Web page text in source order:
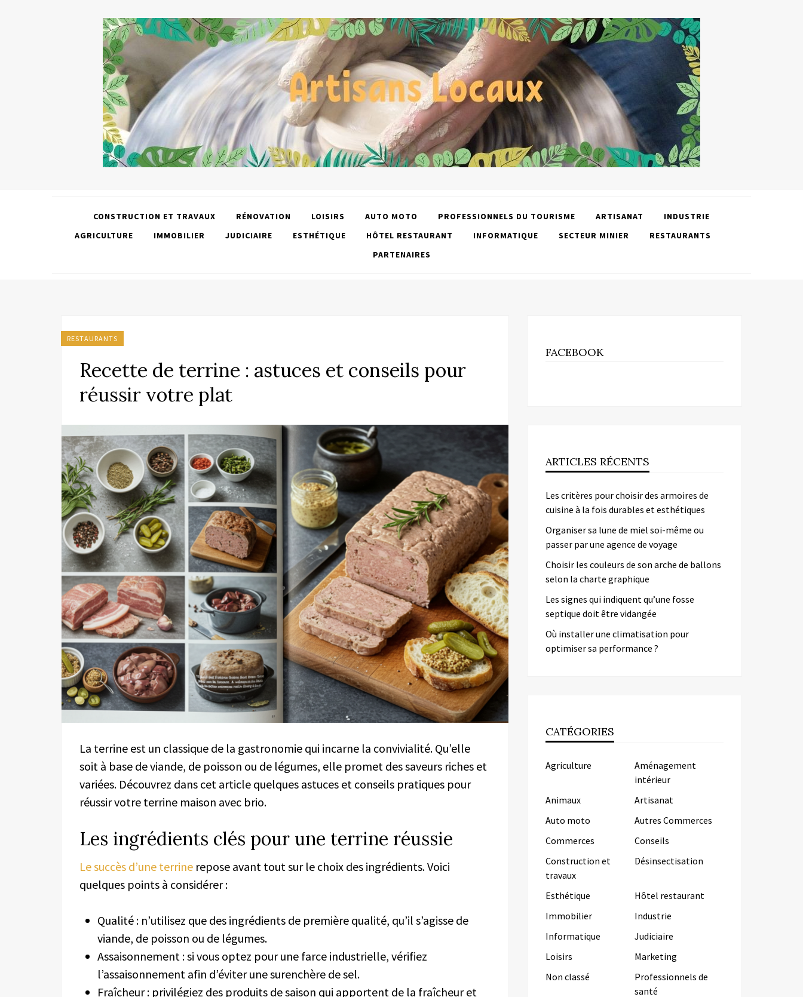
CONSTRUCTION ET TRAVAUX RÉNOVATION LOISIRS AUTO MOTO PROFESSIONNELS DU TOURISME ARTISANAT
INDUSTRIE
AGRICULTURE
IMMOBILIER JUDICIAIRE ESTHÉTIQUE HÔTEL RESTAURANT INFORMATIQUE SECTEUR MINIER
RESTAURANTS
PARTENAIRES
RESTAURANTS
Recette de terrine : astuces et conseils pour
réussir votre plat
La terrine est un classique de la gastronomie qui incarne la convivialité. Qu’elle
soit à base de viande, de poisson ou de légumes, elle promet des saveurs riches et
variées. Découvrez dans cet article quelques astuces et conseils pratiques pour
réussir votre terrine maison avec brio.
Les ingrédients clés pour une terrine réussie
Le succès d’une terrine repose avant tout sur le choix des ingrédients. Voici
quelques points à considérer :
Qualité : n’utilisez que des ingrédients de première qualité, qu’il s’agisse de
viande, de poisson ou de légumes.
Assaisonnement : si vous optez pour une farce industrielle, vérifiez
l’assaisonnement afin d’éviter une surenchère de sel.
Fraîcheur : privilégiez des produits de saison qui apportent de la fraîcheur et
FACEBOOK
ARTICLES RÉCENTS
Les critères pour choisir des armoires de
cuisine à la fois durables et esthétiques
Organiser sa lune de miel soi-même ou
passer par une agence de voyage
Choisir les couleurs de son arche de ballons
selon la charte graphique
Les signes qui indiquent qu’une fosse
septique doit être vidangée
Où installer une climatisation pour
optimiser sa performance ?
CATÉGORIES
Agriculture
Aménagement
intérieur
Animaux
Artisanat
Auto moto
Autres Commerces
Commerces
Conseils
Construction et
travaux
Désinsectisation
Esthétique
Hôtel restaurant
Immobilier
Industrie
Informatique
Judiciaire
Loisirs
Marketing
Non classé
Professionnels de
santé